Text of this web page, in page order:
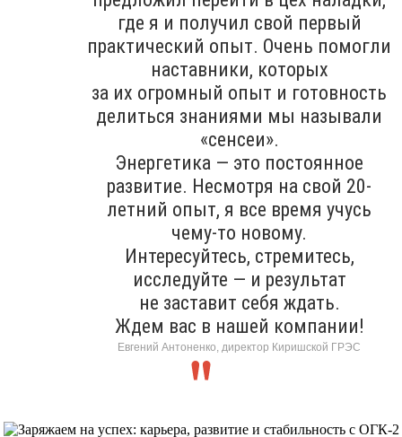
где я и получил свой первый
практический опыт. Очень помогли
наставники, которых
за их огромный опыт и готовность
делиться знаниями мы называли
«сенсеи».
Энергетика — это постоянное
развитие. Несмотря на свой 20-
летний опыт, я все время учусь
чему-то новому.
Интересуйтесь, стремитесь,
исследуйте — и результат
не заставит себя ждать.
Ждем вас в нашей компании!
Евгений Антоненко, директор Киришской ГРЭС